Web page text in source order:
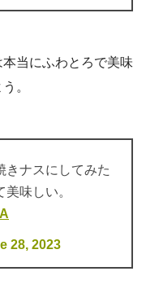
当にふわとろで美味
。
きナスにしてみた
味しい。
28, 2023